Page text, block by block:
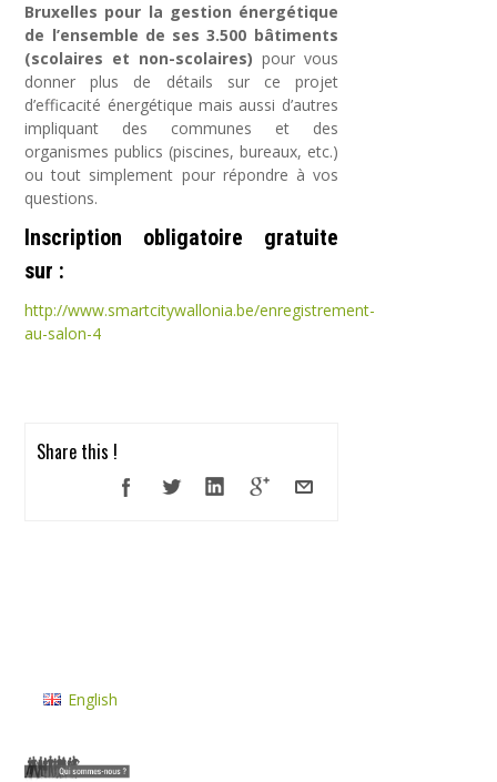
Bruxelles pour la gestion énergétique
de l’ensemble de ses 3.500 bâtiments
(scolaires et non-scolaires) pour vous
donner plus de détails sur ce projet
d’efficacité énergétique mais aussi d’autres
impliquant des communes et des
organismes publics (piscines, bureaux, etc.)
ou tout simplement pour répondre à vos
questions.
Inscription obligatoire gratuite
sur :
http://www.smartcitywallonia.be/enregistrement-
au-salon-4
Share this !
English